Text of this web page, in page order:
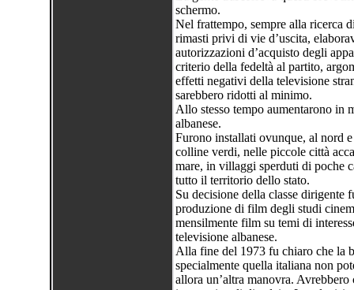
schermo.
Nel frattempo, sempre alla ricerca
rimasti privi di vie d’uscita,
autorizzazioni d’acquisto degli
criterio della fedeltà al partito,
effetti negativi della televisione
sarebbero ridotti al minimo.
Allo stesso tempo aumentarono in
albanese.
Furono installati ovunque, al nord
colline verdi, nelle piccole città
mare, in villaggi sperduti di poche
tutto il territorio dello stato.
Su decisione della classe
produzione di film degli studi
mensilmente film su temi di
televisione albanese.
Alla fine del 1973 fu chiaro che la
specialmente quella italiana non
allora un’altra manovra.